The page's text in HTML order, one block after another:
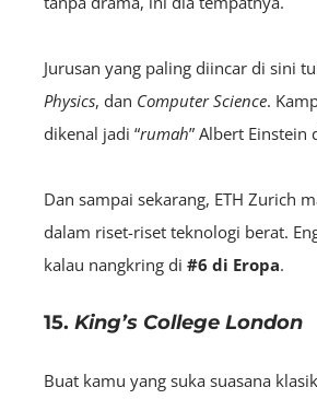
Jurusan yang paling diincar di sini
Physics, dan Computer Science.
dikenal jadi “rumah” Albert Einstein
Dan sampai sekarang, ETH Zurich
dalam riset-riset teknologi berat.
kalau nangkring di #6 di Eropa.
15. King’s College London
Buat kamu yang suka suasana